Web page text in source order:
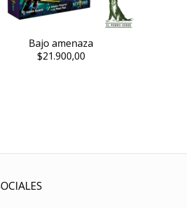
Bajo amenaza
$21.900,00